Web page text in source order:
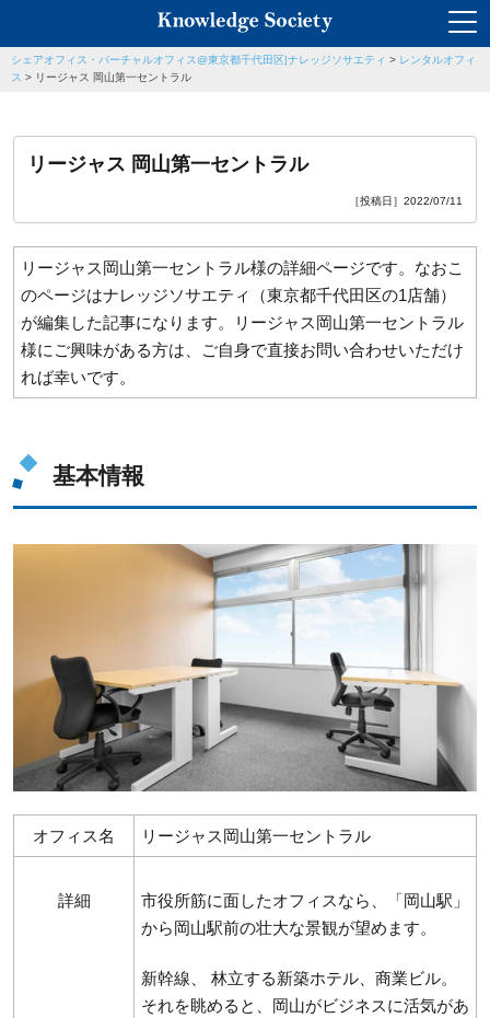
シェアオフィス・バーチャルオフィス@東京都千代田区|ナレッジソサエティ > レンタルオフィ
ス > リージャス 岡山第一セントラル
リージャス 岡山第一セントラル
［投稿日］2022/07/11
リージャス岡山第一セントラル様の詳細ページです。なおこ
のページはナレッジソサエティ（東京都千代田区の1店舗）
が編集した記事になります。リージャス岡山第一セントラル
様にご興味がある方は、ご自身で直接お問い合わせいただけ
れば幸いです。
基本情報
オフィス名 リージャス岡山第一セントラル
詳細
市役所筋に面したオフィスなら、「岡山駅」
から岡山駅前の壮大な景観が望めます。
新幹線、 林立する新築ホテル、商業ビル。
それを眺めると、岡山がビジネスに活気があ